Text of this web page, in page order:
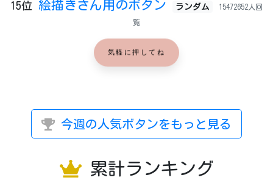
15位 絵描きさん用のボタン ランダム 15472652人回
覧
気軽に押してね
今週の人気ボタンをもっと見る
累計ランキング